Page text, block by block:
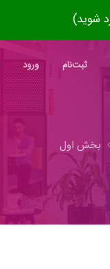
ثبت‌نام ورود
بخش اول